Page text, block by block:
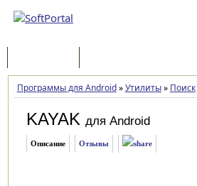
Программы для Android»Утилиты» Поиск
KAYAK для Android
Описание Отзывы